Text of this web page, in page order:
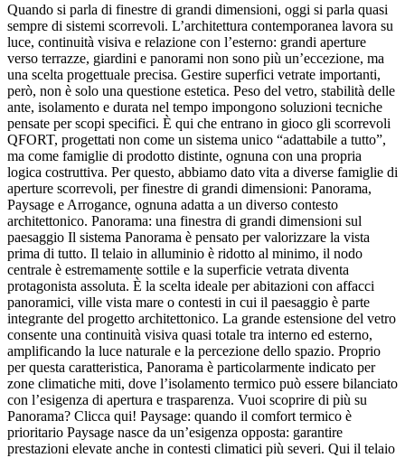
Quando si parla di finestre di grandi dimensioni, oggi si parla quasi
sempre di sistemi scorrevoli. L’architettura contemporanea lavora su
luce, continuità visiva e relazione con l’esterno: grandi aperture
verso terrazze, giardini e panorami non sono più un’eccezione, ma
una scelta progettuale precisa. Gestire superfici vetrate importanti,
però, non è solo una questione estetica. Peso del vetro, stabilità delle
ante, isolamento e durata nel tempo impongono soluzioni tecniche
pensate per scopi specifici. È qui che entrano in gioco gli scorrevoli
QFORT, progettati non come un sistema unico “adattabile a tutto”,
ma come famiglie di prodotto distinte, ognuna con una propria
logica costruttiva. Per questo, abbiamo dato vita a diverse famiglie di
aperture scorrevoli, per finestre di grandi dimensioni: Panorama,
Paysage e Arrogance, ognuna adatta a un diverso contesto
architettonico. Panorama: una finestra di grandi dimensioni sul
paesaggio Il sistema Panorama è pensato per valorizzare la vista
prima di tutto. Il telaio in alluminio è ridotto al minimo, il nodo
centrale è estremamente sottile e la superficie vetrata diventa
protagonista assoluta. È la scelta ideale per abitazioni con affacci
panoramici, ville vista mare o contesti in cui il paesaggio è parte
integrante del progetto architettonico. La grande estensione del vetro
consente una continuità visiva quasi totale tra interno ed esterno,
amplificando la luce naturale e la percezione dello spazio. Proprio
per questa caratteristica, Panorama è particolarmente indicato per
zone climatiche miti, dove l’isolamento termico può essere bilanciato
con l’esigenza di apertura e trasparenza. Vuoi scoprire di più su
Panorama? Clicca qui! Paysage: quando il comfort termico è
prioritario Paysage nasce da un’esigenza opposta: garantire
prestazioni elevate anche in contesti climatici più severi. Qui il telaio